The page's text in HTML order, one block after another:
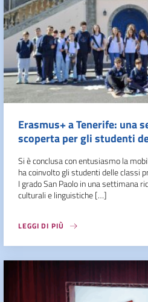
Erasmus+ a Tenerife: una
scoperta per gli studenti
Si è conclusa con entusiasmo la
ha coinvolto gli studenti delle classi
I grado San Paolo in una settimana
culturali e linguistiche […]
LEGGI DI PIÙ